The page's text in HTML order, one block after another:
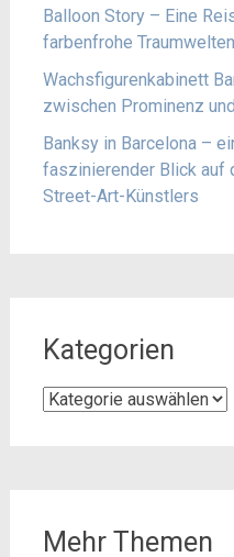
Balloon Story – Eine
farbenfrohe Traumwelten
Wachsfigurenkabinett
zwischen Prominenz
Banksy in Barcelona –
faszinierender Blick auf
Street-Art-Künstlers
Kategorien
Kategorien
Mehr Themen